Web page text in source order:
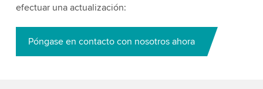
efectuar una actualización:
Póngase en contacto con nosotros ahora